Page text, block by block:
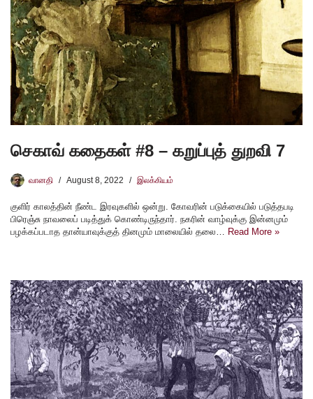
செகாவ் கதைகள் #8 – கறுப்புத் துறவி 7
வானதி August 8, 2022 இலக்கியம்
குளிர் காலத்தின் நீண்ட இரவுகளில் ஒன்று. கோவரின் படுக்கையில் படுத்தபடி
பிரெஞ்சு நாவலைப் படித்துக் கொண்டிருந்தார். நகரின் வாழ்வுக்கு இன்னமும்
பழக்கப்படாத தான்யாவுக்குத் தினமும் மாலையில் தலை…
Read More »